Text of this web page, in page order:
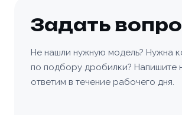
Задать
Не нашли нужную модель? Нужна
по подбору дробилки? Напишите
ответим в течение рабочего дня.